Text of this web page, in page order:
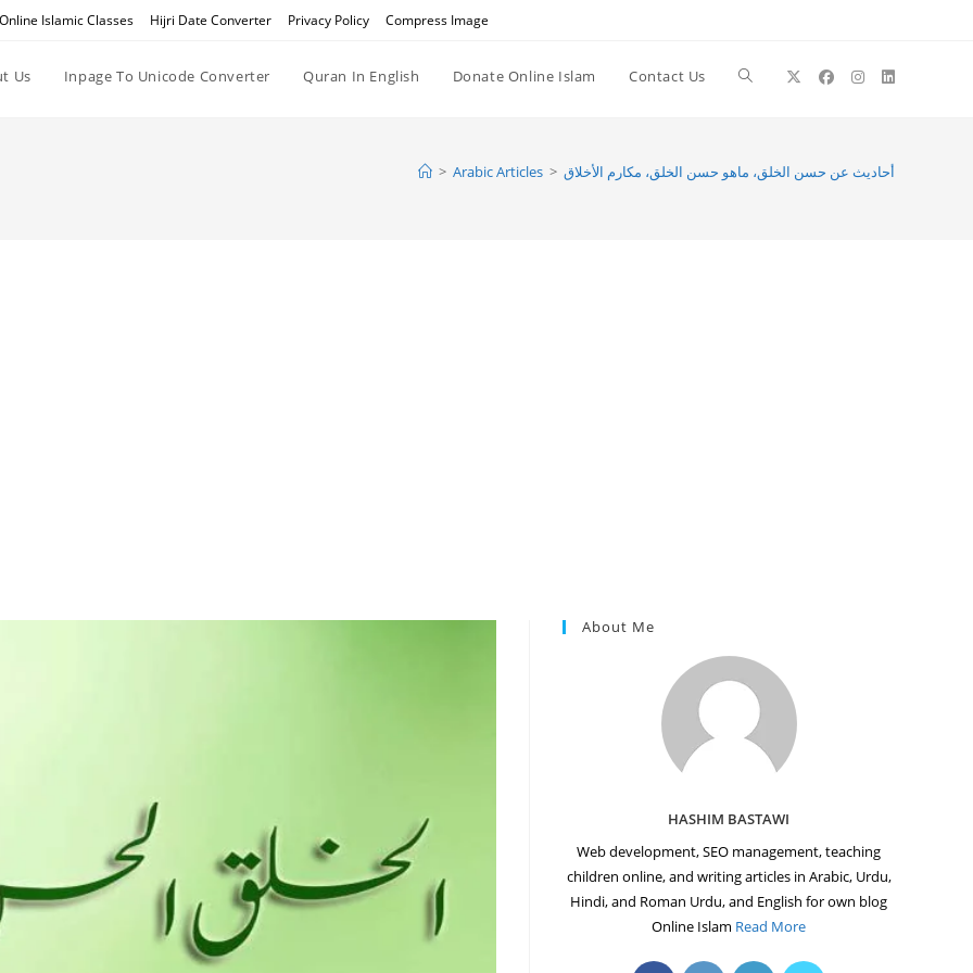
Online Islamic Classes Hijri Date Converter Privacy Policy Compress Image
Us Inpage To Unicode Converter Quran In English Donate Online Islam Contact Us Toggle
> Arabic Articles > أحاديث عن حسن الخلق، ماهو حسن الخلق، مكارم الأخلاق
About Me
HASHIM BASTAWI
Web development, SEO management, teaching
children online, and writing articles in Arabic, Urdu,
Hindi, and Roman Urdu, and English for own blog
Online Islam Read More